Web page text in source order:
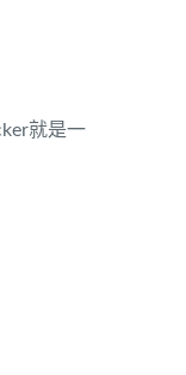
就是一